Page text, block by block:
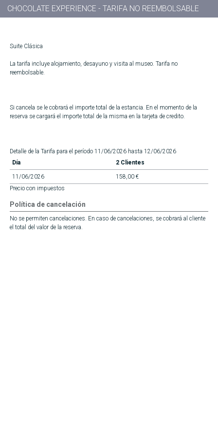
CHOCOLATE EXPERIENCE - TARIFA NO REEMBOLSABLE
Suite Clásica
La tarifa incluye alojamiento, desayuno y visita al museo. Tarifa no
reembolsable.
Si cancela se le cobrará el importe total de la estancia. En el momento de la
reserva se cargará el importe total de la misma en la tarjeta de credito.
Detalle de la Tarifa para el período 11/06/2026 hasta 12/06/2026
Día
2 Clientes
11/06/2026
158,00 €
Precio con impuestos
Política de cancelación
No se permiten cancelaciones. En caso de cancelaciones, se cobrará al cliente
el total del valor de la reserva.